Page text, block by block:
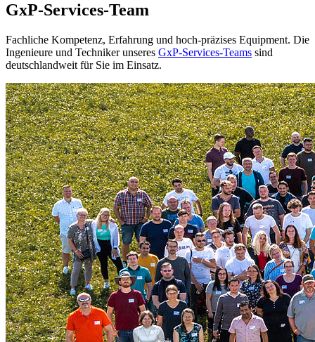
GxP-Services-Team
Fachliche Kompetenz, Erfahrung und hoch-präzises Equipment. Die
Ingenieure und Techniker unseres GxP-Services-Teams sind
deutschlandweit für Sie im Einsatz.